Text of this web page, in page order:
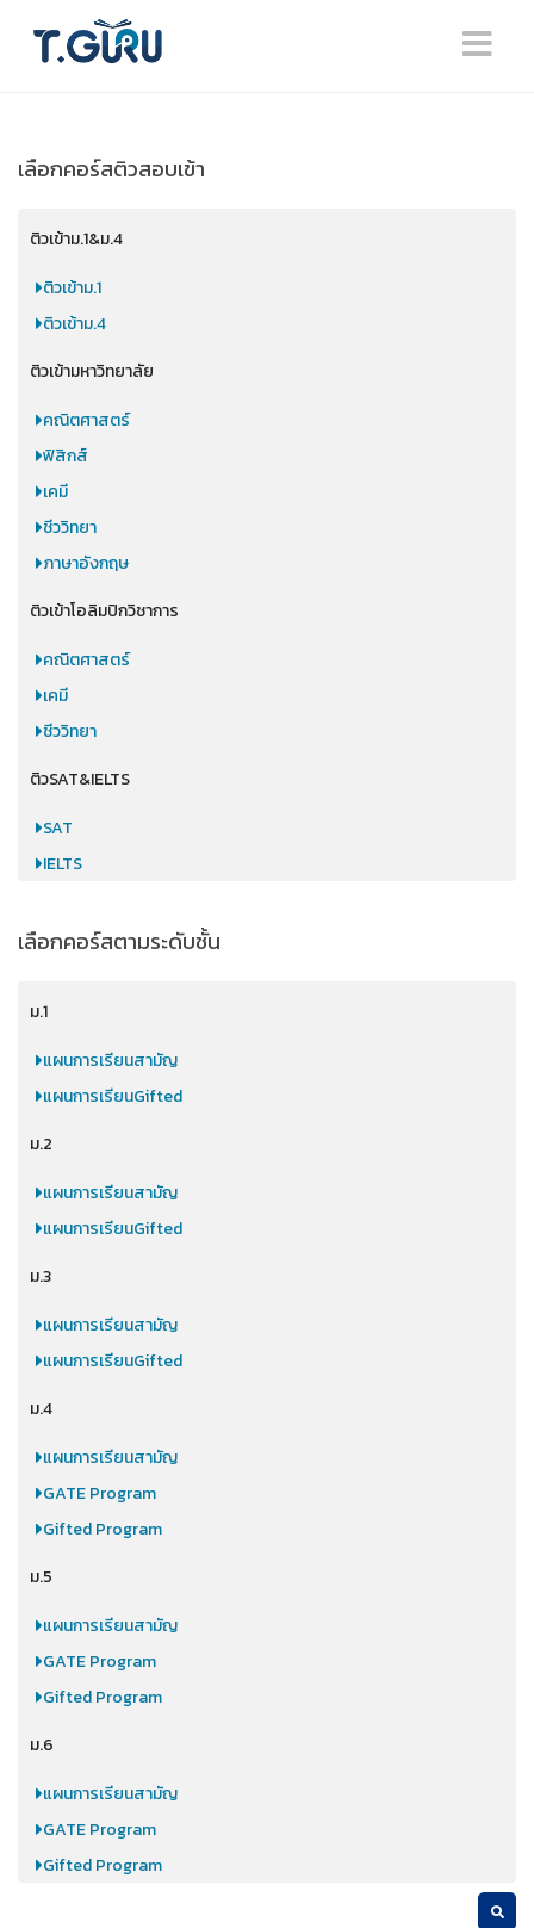
เลือกคอร์สติวสอบเข้า
ติวเข้าม.1&ม.4
ติวเข้าม.1
ติวเข้าม.4
ติวเข้ามหาวิทยาลัย
คณิตศาสตร์
ฟิสิกส์
เคมี
ชีววิทยา
ภาษาอังกฤษ
ติวเข้าโอลิมปิกวิชาการ
คณิตศาสตร์
เคมี
ชีววิทยา
ติวSAT&IELTS
SAT
IELTS
เลือกคอร์สตามระดับชั้น
ม.1
แผนการเรียนสามัญ
แผนการเรียนGifted
ม.2
แผนการเรียนสามัญ
แผนการเรียนGifted
ม.3
แผนการเรียนสามัญ
แผนการเรียนGifted
ม.4
แผนการเรียนสามัญ
GATE Program
Gifted Program
ม.5
แผนการเรียนสามัญ
GATE Program
Gifted Program
ม.6
แผนการเรียนสามัญ
GATE Program
Gifted Program